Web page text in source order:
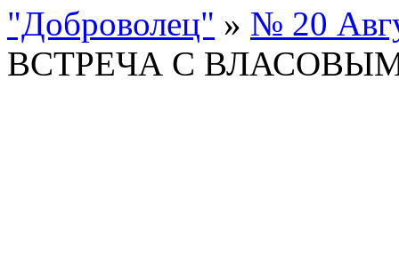
"Доброволец" » № 20
ВСТРЕЧА С